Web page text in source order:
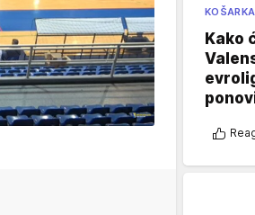
KOŠARKA
Kako